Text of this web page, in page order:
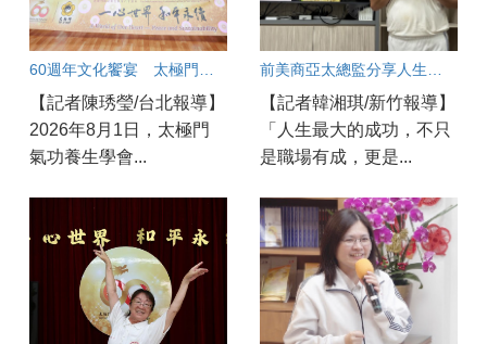
【記者陳琇瑩/台北報導】
2026年8月1日，太極門
氣功養生學會...
【記者韓湘琪/新竹報導】
「人生最大的成功，不只
是職場有成，更是...